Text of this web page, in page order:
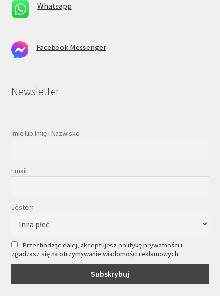
Whatsapp
Facebook Messenger
Newsletter
Imię lub Imię i Nazwisko
Email
Jestem
Przechodząc dalej, akceptujesz politykę prywatności i
zgadzasz się na otrzymywanie wiadomości reklamowych.